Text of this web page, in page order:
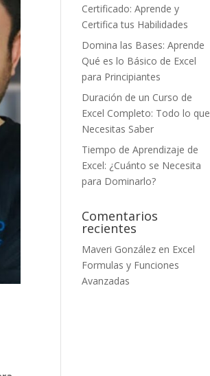
Certificado: Aprende y
Certifica tus Habilidades
Domina las Bases: Aprende
Qué es lo Básico de Excel
para Principiantes
Duración de un Curso de
Excel Completo: Todo lo que
Necesitas Saber
Tiempo de Aprendizaje de
Excel: ¿Cuánto se Necesita
para Dominarlo?
Comentarios
recientes
Maveri González en Excel
Formulas y Funciones
Avanzadas